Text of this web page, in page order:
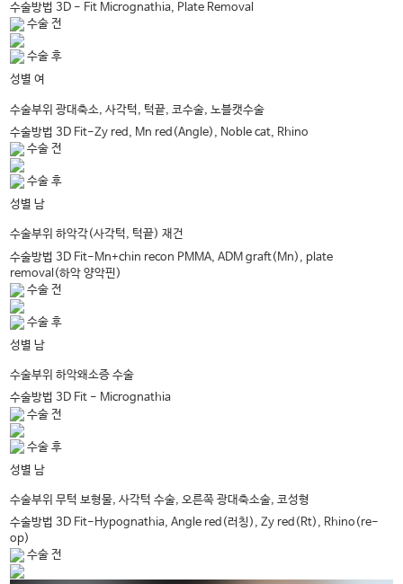
수술방법 3D - Fit Micrognathia, Plate Removal
수술 전
수술 후
성별 여
수술부위 광대축소, 사각턱, 턱끝, 코수술, 노블캣수술
수술방법 3D Fit-Zy red, Mn red(Angle), Noble cat, Rhino
수술 전
수술 후
성별 남
수술부위 하악각(사각턱, 턱끝) 재건
수술방법 3D Fit-Mn+chin recon PMMA, ADM graft(Mn), plate
removal(하악 양악핀)
수술 전
수술 후
성별 남
수술부위 하악왜소증 수술
수술방법 3D Fit - Micrognathia
수술 전
수술 후
성별 남
수술부위 무턱 보형물, 사각턱 수술, 오른쪽 광대축소술, 코성형
수술방법 3D Fit-Hypognathia, Angle red(러칭), Zy red(Rt), Rhino(re-
op)
수술 전